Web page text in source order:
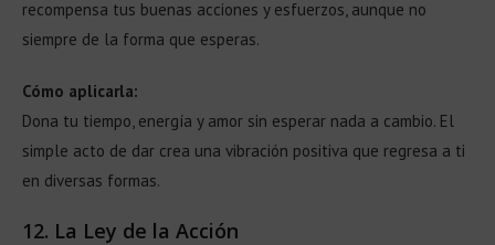
recompensa tus buenas acciones y esfuerzos, aunque no
siempre de la forma que esperas.
Cómo aplicarla:
Dona tu tiempo, energía y amor sin esperar nada a cambio. El
simple acto de dar crea una vibración positiva que regresa a ti
en diversas formas.
12. La Ley de la Acción